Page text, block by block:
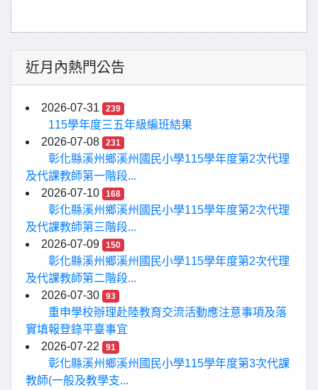
近月內熱門公告
2026-07-31 239
115學年度三五年級編班結果
2026-07-08
231
彰化縣溪州鄉溪州國民小學115學年度第2次代理
及代課教師第一階段...
2026-07-10
168
彰化縣溪州鄉溪州國民小學115學年度第2次代理
及代課教師第三階段...
2026-07-09
150
彰化縣溪州鄉溪州國民小學115學年度第2次代理
及代課教師第二階段...
2026-07-30
93
重申學校辦理赴陸教育交流活動應注意事項及落
實填報登錄平臺事宜
2026-07-22
91
彰化縣溪州鄉溪州國民小學115學年度第3次代課
教師(一般及教學支...